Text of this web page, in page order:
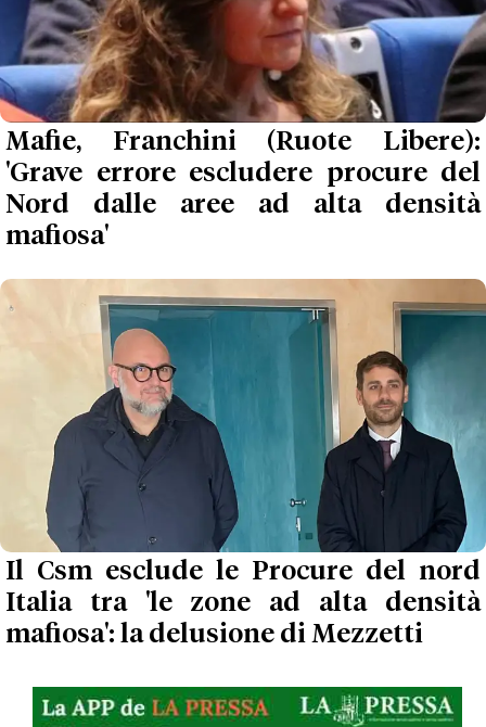
Mafie, Franchini (Ruote Libere):
'Grave errore escludere procure del
Nord dalle aree ad alta densità
mafiosa'
Il Csm esclude le Procure del nord
Italia tra 'le zone ad alta densità
mafiosa': la delusione di Mezzetti